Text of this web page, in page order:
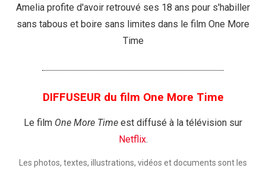
Amelia profite d'avoir retrouvé ses 18 ans pour s'habiller
sans tabous et boire sans limites dans le film One More
Time
DIFFUSEUR du film One More Time
Le film One More Time est diffusé à la télévision sur
Netflix.
Les photos, textes, illustrations, vidéos et documents sont les